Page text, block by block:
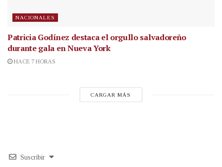
NACIONALES
Patricia Godínez destaca el orgullo salvadoreño
durante gala en Nueva York
HACE 7 HORAS
CARGAR MÁS
Suscribir